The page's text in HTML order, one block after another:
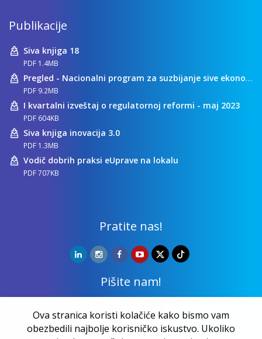
Publikacije
Siva knjiga 18
PDF 1.4MB
Pregled - Nacionalni program za suzbijanje sive ekonomije
PDF 9.2MB
I kvartalni izveštaj o regulatornoj reformi - maj 2023
PDF 604KB
Siva knjiga inovacija 3.0
PDF 1.3MB
Vodič dobrih praksi eUprave na lokalu
PDF 707KB
Pratite nas!
Pišite nam!
Kontakt
Ova stranica koristi kolačiće kako bismo vam
obezbedili najbolje korisničko iskustvo. Ukoliko